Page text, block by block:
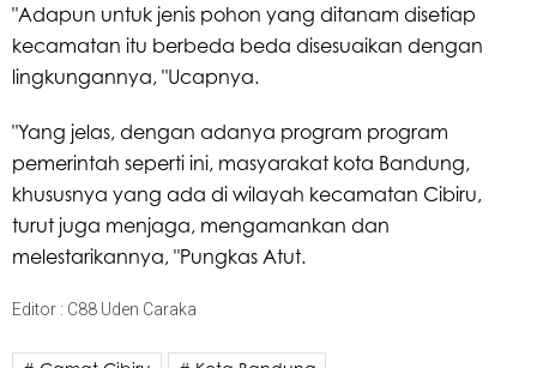
"Adapun untuk jenis pohon yang ditanam disetiap
kecamatan itu berbeda beda disesuaikan dengan
lingkungannya, "Ucapnya.
"Yang jelas, dengan adanya program program
pemerintah seperti ini, masyarakat kota Bandung,
khususnya yang ada di wilayah kecamatan Cibiru,
turut juga menjaga, mengamankan dan
melestarikannya, "Pungkas Atut.
Editor : C88 Uden Caraka